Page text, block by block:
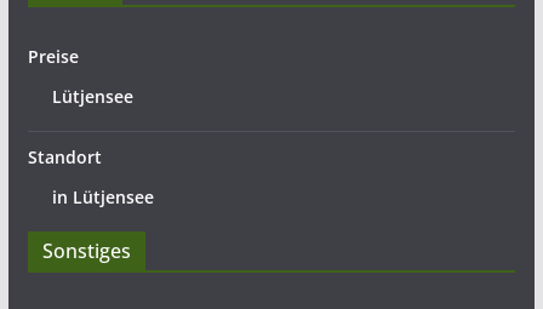
Preise
Lütjensee
Standort
in Lütjensee
Sonstiges